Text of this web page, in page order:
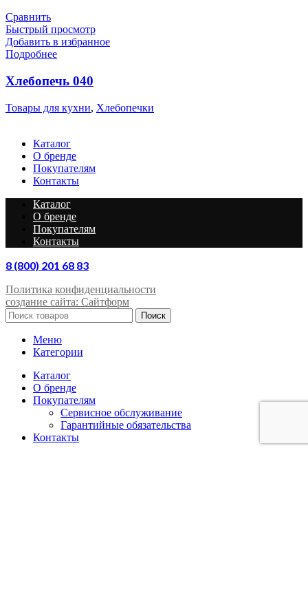
Сравнить
Быстрый просмотр
Добавить в избранное
Подробнее
Хлебопечь 040
Товары для кухни, Хлебопечки
Каталог
О бренде
Покупателям
Контакты
Каталог
О бренде
Покупателям
Контакты
8 (800) 201 68 83
Политика конфиденциальности
создание сайта: Сайтформ
Поиск
Меню
Категории
Каталог
О бренде
Покупателям
Сервисное обслуживание
Гарантийные обязательства
Контакты